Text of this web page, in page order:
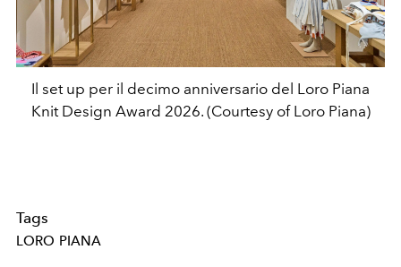
Il set up per il decimo anniversario del Loro Piana
Knit Design Award 2026. (Courtesy of Loro Piana)
Tags
LORO PIANA